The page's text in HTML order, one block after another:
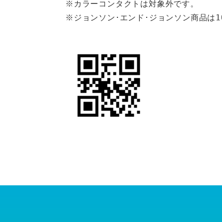
※カラーコンタクトは対象外です。
※ジョンソン･エンド･ジョンソン商品は